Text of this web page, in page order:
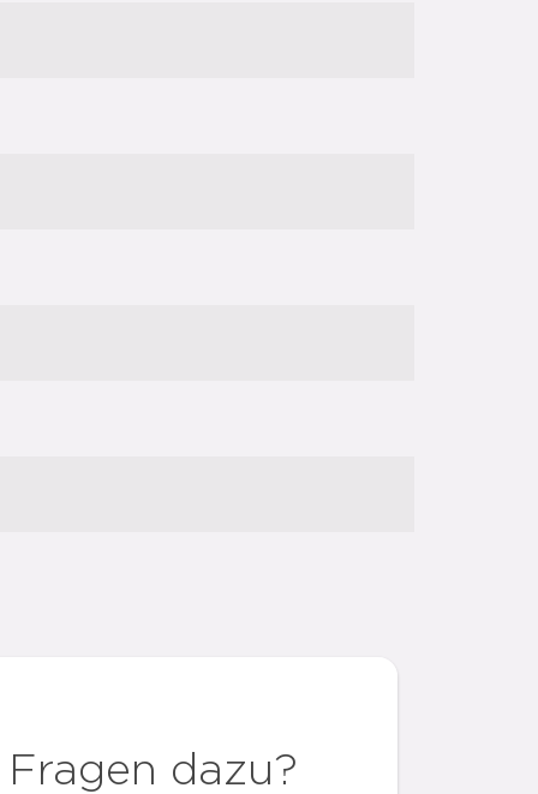
Fragen dazu?